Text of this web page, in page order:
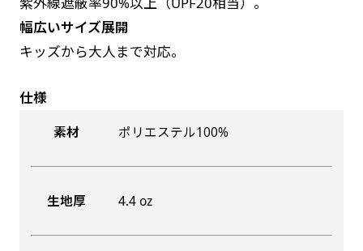
幅広いサイズ展開
キッズから大人まで対応。
仕様
素材 ポリエステル100%
生地厚 4.4 oz